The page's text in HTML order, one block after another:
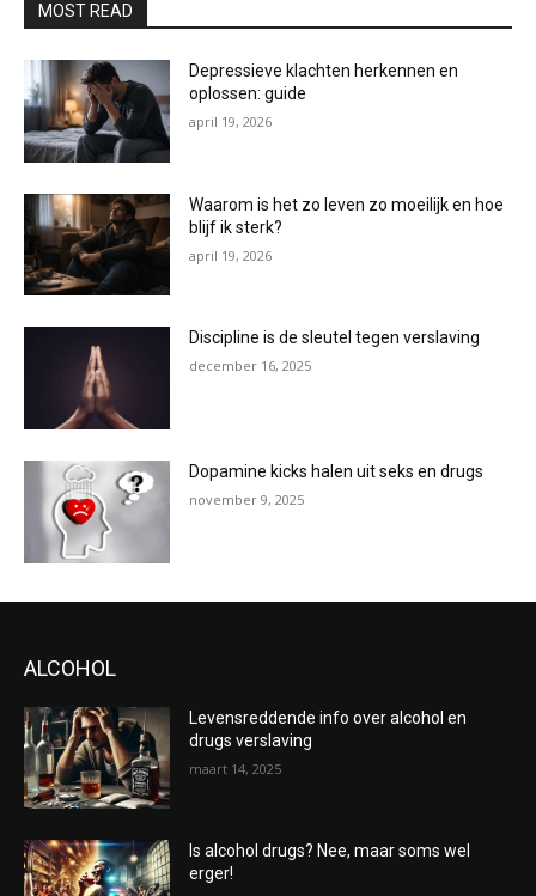
MOST READ
Depressieve klachten herkennen en
oplossen: guide
april 19, 2026
Waarom is het zo leven zo moeilijk en hoe
blijf ik sterk?
april 19, 2026
Discipline is de sleutel tegen verslaving
december 16, 2025
Dopamine kicks halen uit seks en drugs
november 9, 2025
ALCOHOL
Levensreddende info over alcohol en
drugs verslaving
maart 14, 2025
Is alcohol drugs? Nee, maar soms wel
erger!